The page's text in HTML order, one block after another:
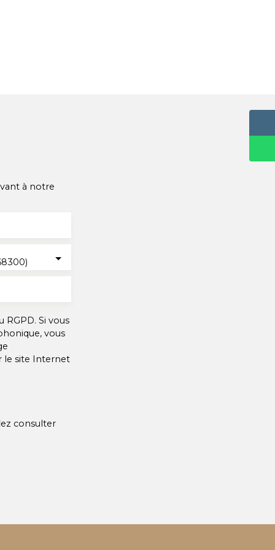
à notre
Si vous
vous
le site Internet
consulter